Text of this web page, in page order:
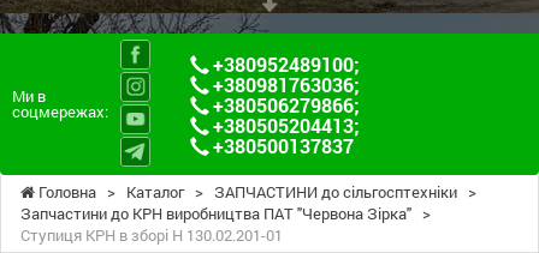
Ми в
соцмережах:
+380952489100;
+380981763036;
+380506279866;
+380505204413;
+380500137837
Головна > Каталог > ЗАПЧАСТИНИ до сільгосптехніки >
Запчастини до КРН виробництва ПАТ "Червона Зірка" >
Ступиця КРН в зборі Н 130.02.201-01